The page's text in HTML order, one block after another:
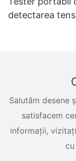
detectarea
Salutăm desene
satisfacem
informații,